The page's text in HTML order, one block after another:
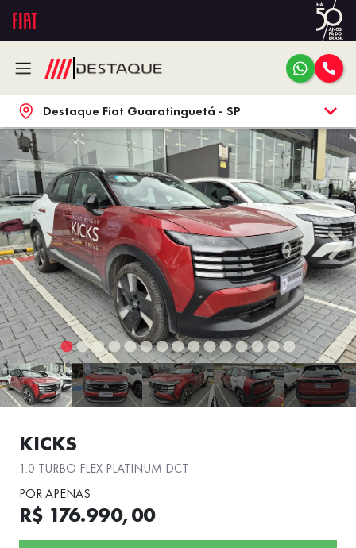
Destaque Fiat Guaratinguetá - SP
KICKS
1.0 TURBO FLEX PLATINUM DCT
POR APENAS
R$ 176.990,00